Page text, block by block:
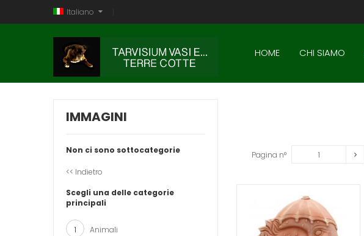
Italiano
HOME CHI SIAMO
IMMAGINI
Non ci sono sottocategorie
<< Indietro
Scegli una delle categorie
principali
1 Animali
Pagina n° 1